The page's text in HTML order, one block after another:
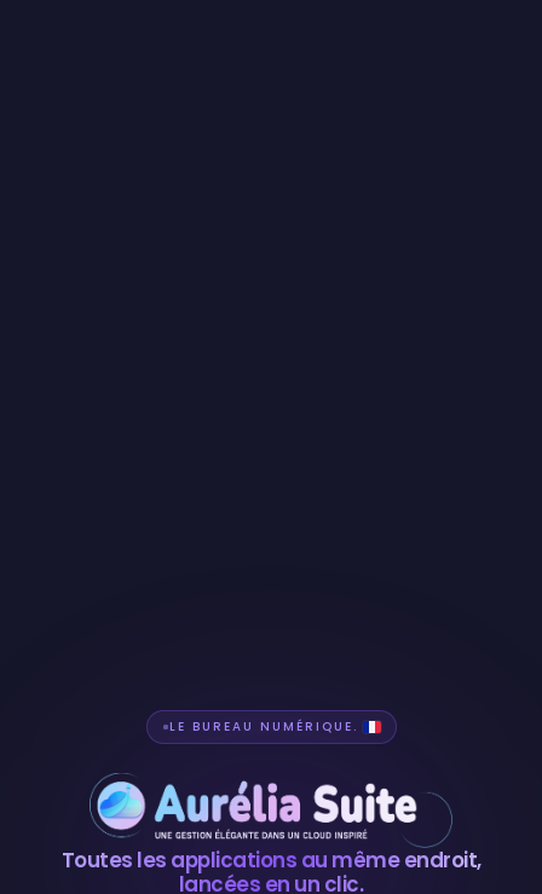
LE BUREAU NUMÉRIQUE.
Aurélia Suite —
Toutes les applications au même endroit,
lancées en un clic.